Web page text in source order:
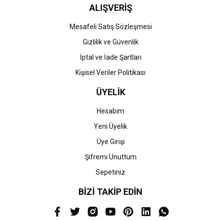
ALIŞVERİŞ
Mesafeli Satış Sözleşmesi
Gizlilik ve Güvenlik
İptal ve İade Şartları
Kişisel Veriler Politikası
ÜYELİK
Hesabım
Yeni Üyelik
Üye Girişi
Şifremi Unuttum
Sepetiniz
BİZİ TAKİP EDİN